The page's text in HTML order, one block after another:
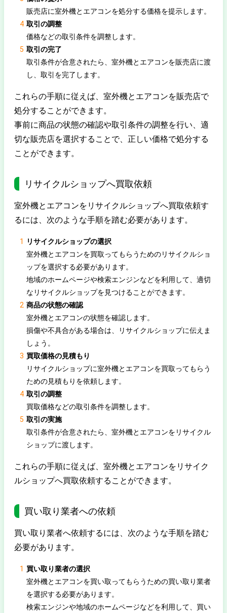
販売店に室外機とエアコンを処分する価格を提示します。
取引の調整
価格などの取引条件を調整します。
取引の完了
取引条件が合意されたら、室外機とエアコンを販売店に渡
し、取引を完了します。
これらの手順に従えば、室外機とエアコンを販売店で
処分することができます。
事前に商品の状態の確認や取引条件の調整を行い、適
切な販売店を選択することで、正しい価格で処分する
ことができます。
リサイクルショップへ買取依頼
室外機とエアコンをリサイクルショップへ買取依頼す
るには、次のような手順を踏む必要があります。
リサイクルショップの選択
室外機とエアコンを買取ってもらうためのリサイクルショ
ップを選択する必要があります。
地域のホームページや検索エンジンなどを利用して、適切
なリサイクルショップを見つけることができます。
商品の状態の確認
室外機とエアコンの状態を確認します。
損傷や不具合がある場合は、リサイクルショップに伝えま
しょう。
買取価格の見積もり
リサイクルショップに室外機とエアコンを買取ってもらう
ための見積もりを依頼します。
取引の調整
買取価格などの取引条件を調整します。
取引の実施
取引条件が合意されたら、室外機とエアコンをリサイクル
ショップに渡します。
これらの手順に従えば、室外機とエアコンをリサイク
ルショップへ買取依頼することができます。
買い取り業者への依頼
買い取り業者へ依頼するには、次のような手順を踏む
必要があります。
買い取り業者の選択
室外機とエアコンを買い取ってもらうための買い取り業者
を選択する必要があります。
検索エンジンや地域のホームページなどを利用して、買い